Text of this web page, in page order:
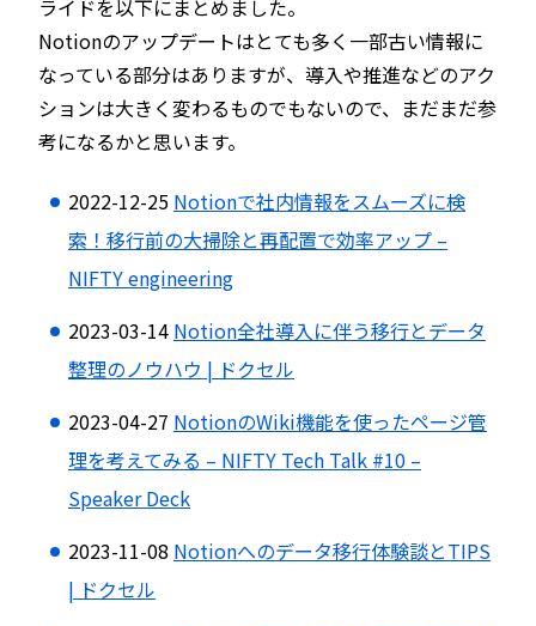
ライドを以下にまとめました。
Notionのアップデートはとても多く一部古い情報に
なっている部分はありますが、導入や推進などのアク
ションは大きく変わるものでもないので、まだまだ参
考になるかと思います。
2022-12-25 Notionで社内情報をスムーズに検
索！移行前の大掃除と再配置で効率アップ –
NIFTY engineering
2023-03-14 Notion全社導入に伴う移行とデータ
整理のノウハウ | ドクセル
2023-04-27 NotionのWiki機能を使ったページ管
理を考えてみる – NIFTY Tech Talk #10 –
Speaker Deck
2023-11-08 Notionへのデータ移行体験談とTIPS
| ドクセル